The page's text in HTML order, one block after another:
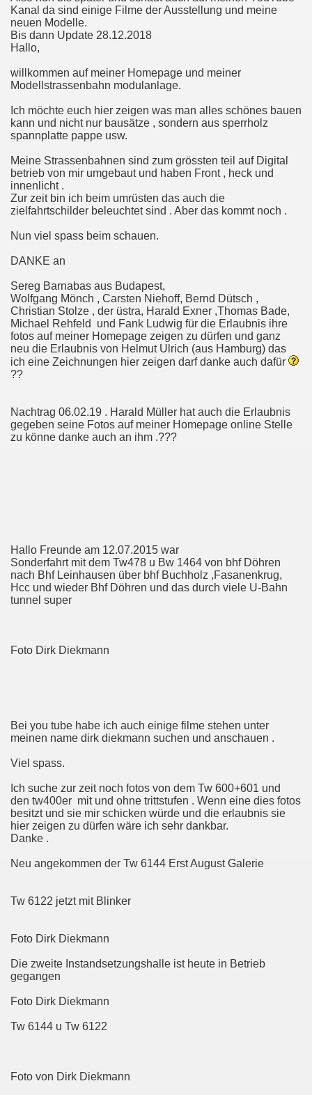
Kanal da sind einige Filme der Ausstellung und meine
neuen Modelle.
Bis dann Update 28.12.2018
Hallo,
willkommen auf meiner Homepage und meiner
Modellstrassenbahn modulanlage.
Ich möchte euch hier zeigen was man alles schönes bauen
kann und nicht nur bausätze , sondern aus sperrholz
spannplatte pappe usw.
Meine Strassenbahnen sind zum grössten teil auf Digital
betrieb von mir umgebaut und haben Front , heck und
innenlicht .
Zur zeit bin ich beim umrüsten das auch die
zielfahrtschilder beleuchtet sind . Aber das kommt noch .
Nun viel spass beim schauen.
DANKE an
Sereg Barnabas aus Budapest,
Wolfgang Mönch , Carsten Niehoff, Bernd Dütsch ,
Christian Stolze , der üstra, Harald Exner ,Thomas Bade,
Michael Rehfeld und Fank Ludwig für die Erlaubnis ihre
fotos auf meiner Homepage zeigen zu dürfen und ganz
neu die Erlaubnis von Helmut Ulrich (aus Hamburg) das
ich eine Zeichnungen hier zeigen darf danke auch dafür
??
Nachtrag 06.02.19 . Harald Müller hat auch die Erlaubnis
gegeben seine Fotos auf meiner Homepage online Stelle
zu könne danke auch an ihm .???
Hallo Freunde am 12.07.2015 war
Sonderfahrt mit dem Tw478 u Bw 1464 von bhf Döhren
nach Bhf Leinhausen über bhf Buchholz ,Fasanenkrug,
Hcc und wieder Bhf Döhren und das durch viele U-Bahn
tunnel super
Foto Dirk Diekmann
Bei you tube habe ich auch einige filme stehen unter
meinen name dirk diekmann suchen und anschauen .
Viel spass.
Ich suche zur zeit noch fotos von dem Tw 600+601 und
den tw400er mit und ohne trittstufen . Wenn eine dies fotos
besitzt und sie mir schicken würde und die erlaubnis sie
hier zeigen zu dürfen wäre ich sehr dankbar.
Danke .
Neu angekommen der Tw 6144 Erst August Galerie
Tw 6122 jetzt mit Blinker
Foto Dirk Diekmann
Die zweite Instandsetzungshalle ist heute in Betrieb
gegangen
Foto Dirk Diekmann
Tw 6144 u Tw 6122
Foto von Dirk Diekmann